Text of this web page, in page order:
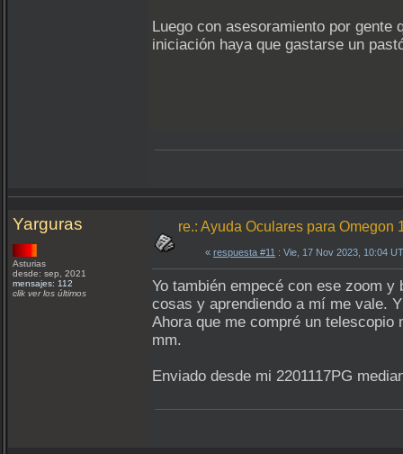
Luego con asesoramiento por
iniciación haya que gastarse un
Yarguras
Asturias
desde: sep, 2021
mensajes: 112
clik ver los últimos
re.: Ayuda Oculares para
« respuesta #11 : Vie, 17 Nov 2023, 10:04
Yo también empecé con ese zoom
cosas y aprendiendo a mí me vale.
Ahora que me compré un
mm.
Enviado desde mi 2201117PG